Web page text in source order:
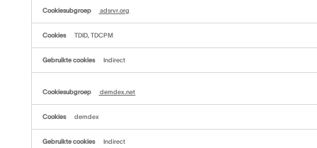
adsrvr.org
TDID, TDCPM
Indirect
demdex.net
demdex
Indirect